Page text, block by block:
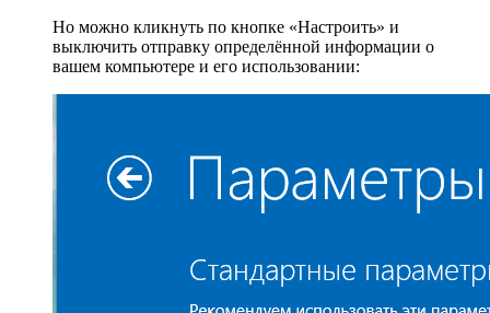
Но можно кликнуть по кнопке «Настроить» и
выключить отправку определённой информации о
вашем компьютере и его использовании: